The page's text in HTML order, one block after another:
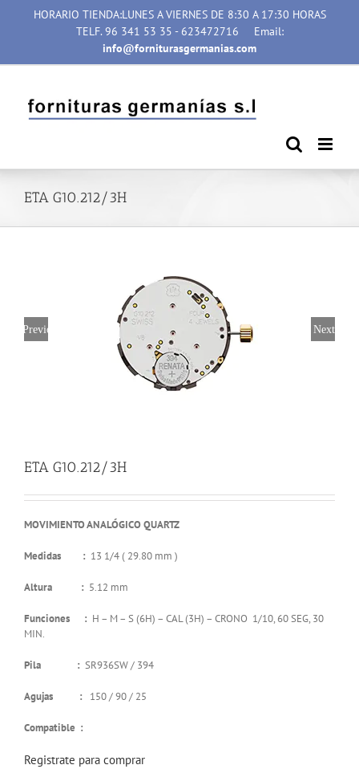
HORARIO TIENDA:LUNES A VIERNES DE 8:30 A 17:30 HORAS
TELF. 96 341 53 35 - 623472716
Email:
info@forniturasgermanias.com
ETA G10.212/3H
Previous Next
ETA G10.212/3H
MOVIMIENTO ANALÓGICO QUARTZ
Medidas : 13 1/4 ( 29.80 mm )
Altura : 5.12 mm
Funciones : H – M – S (6H) – CAL (3H) – CRONO 1/10, 60 SEG, 30
MIN.
Pila : SR936SW / 394
Agujas : 150 / 90 / 25
Compatible :
Registrate para comprar